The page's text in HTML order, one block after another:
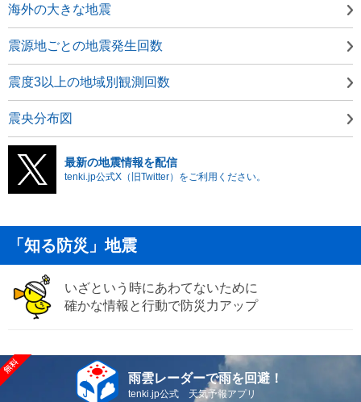
海外の大きな地震
震源地ごとの地震発生回数
震度3以上の地域別観測回数
震央分布図
最新の地震情報を配信
tenki.jp公式X（旧Twitter）をご利用ください。
「知る防災」地震
いざという時にあわてないために
確かな情報と行動で防災力アップ
雨雲レーダーで雨を回避！
tenki.jp公式 天気予報アプリ